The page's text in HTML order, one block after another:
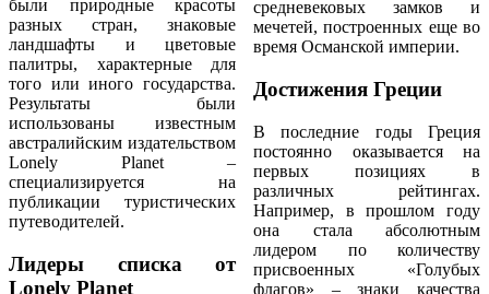
были природные красоты
разных стран, знаковые
ландшафты и цветовые
палитры, характерные для
того или иного государства.
Результаты были
использованы известным
австралийским издательством
Lonely Planet –
специализируется на
публикации туристических
путеводителей.
Лидеры списка от
Lonely Planet
средневековых замков и
мечетей, построенных еще во
время Османской империи.
Достижения Греции
В последние годы Греция
постоянно оказывается на
первых позициях в
различных рейтингах.
Например, в прошлом году
она стала абсолютным
лидером по количеству
присвоенных «Голубых
флагов» – знаки качества